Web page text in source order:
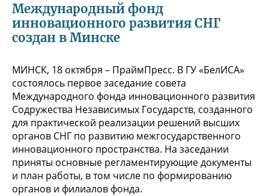
Международный фонд
инновационного развития СНГ
создан в Минске
МИНСК, 18 октября – ПраймПресс. В ГУ «БелИСА»
состоялось первое заседание совета
Международного фонда инновационного развития
Содружества Независимых Государств, созданного
для практической реализации решений высших
органов СНГ по развитию межгосударственного
инновационного пространства. На заседании
приняты основные регламентирующие документы
и план работы, в том числе по формированию
органов и филиалов фонда.